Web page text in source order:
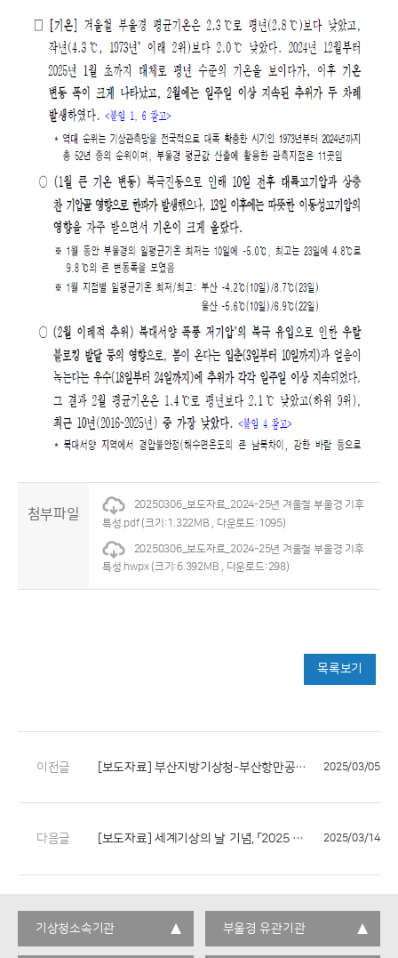
첨부파일
20250306_보도자료_2024-25년 겨울철 부울경 기후
특성.pdf (크기:1.322MB , 다운로드:1095)
20250306_보도자료_2024-25년 겨울철 부울경 기후
특성.hwpx (크기:6.392MB , 다운로드:298)
목록보기
이전글 [보도자료] 부산지방기상청-부산항만공사 업무협약 체결 2025/03/05
다음글 [보도자료] 세계기상의 날 기념, 「2025 기상기후사진전」 개최 2025/03/14
기상청소속기관 부울경 유관기관